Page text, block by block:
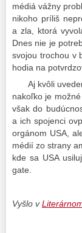
médiá vážny
nikoho príliš
a zla, ktorá
Dnes nie je
svojou trochou v
hodia na
Aj kvôli
nakoľko je
však do
a ich spojenci
orgánom USA,
médií zo strany
kde sa USA
gate.
Vyšlo v